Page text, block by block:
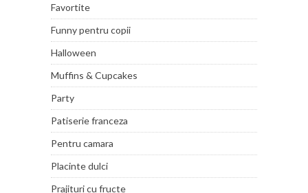
Favortite
Funny pentru copii
Halloween
Muffins & Cupcakes
Party
Patiserie franceza
Pentru camara
Placinte dulci
Prajituri cu fructe